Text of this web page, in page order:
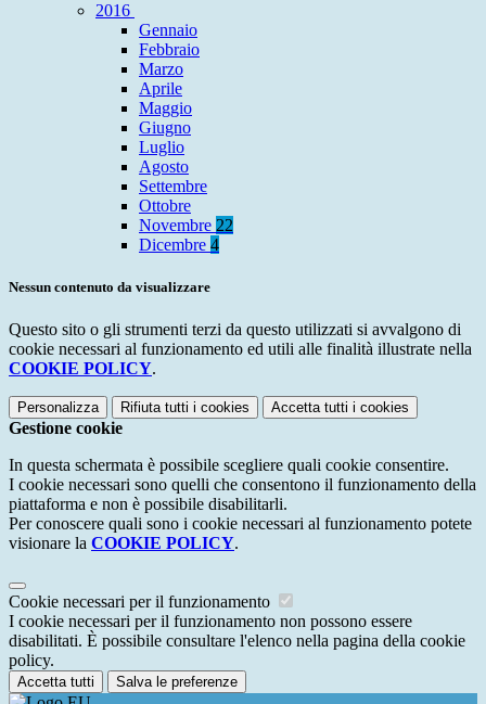
2016
Gennaio
Febbraio
Marzo
Aprile
Maggio
Giugno
Luglio
Agosto
Settembre
Ottobre
Novembre 22
Dicembre 4
Nessun contenuto da visualizzare
Questo sito o gli strumenti terzi da questo utilizzati si avvalgono di
cookie necessari al funzionamento ed utili alle finalità illustrate nella
COOKIE POLICY.
Personalizza Rifiuta tutti i cookies Accetta tutti i cookies
Gestione cookie
In questa schermata è possibile scegliere quali cookie consentire.
I cookie necessari sono quelli che consentono il funzionamento della
piattaforma e non è possibile disabilitarli.
Per conoscere quali sono i cookie necessari al funzionamento potete
visionare la COOKIE POLICY.
Cookie necessari per il funzionamento
I cookie necessari per il funzionamento non possono essere
disabilitati. È possibile consultare l'elenco nella pagina della cookie
policy.
Accetta tutti Salva le preferenze